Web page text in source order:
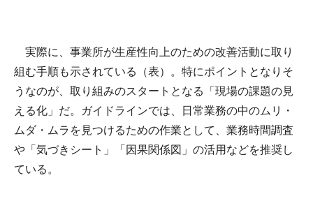
実際に、事業所が生産性向上のための改善活動に取り
組む手順も示されている（表）。特にポイントとなりそ
うなのが、取り組みのスタートとなる「現場の課題の見
える化」だ。ガイドラインでは、日常業務の中のムリ・
ムダ・ムラを見つけるための作業として、業務時間調査
や「気づきシート」「因果関係図」の活用などを推奨し
ている。